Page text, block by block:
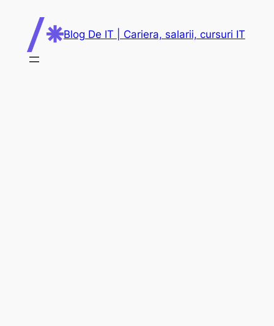
content
Blog De IT | Cariera, salarii, cursuri IT